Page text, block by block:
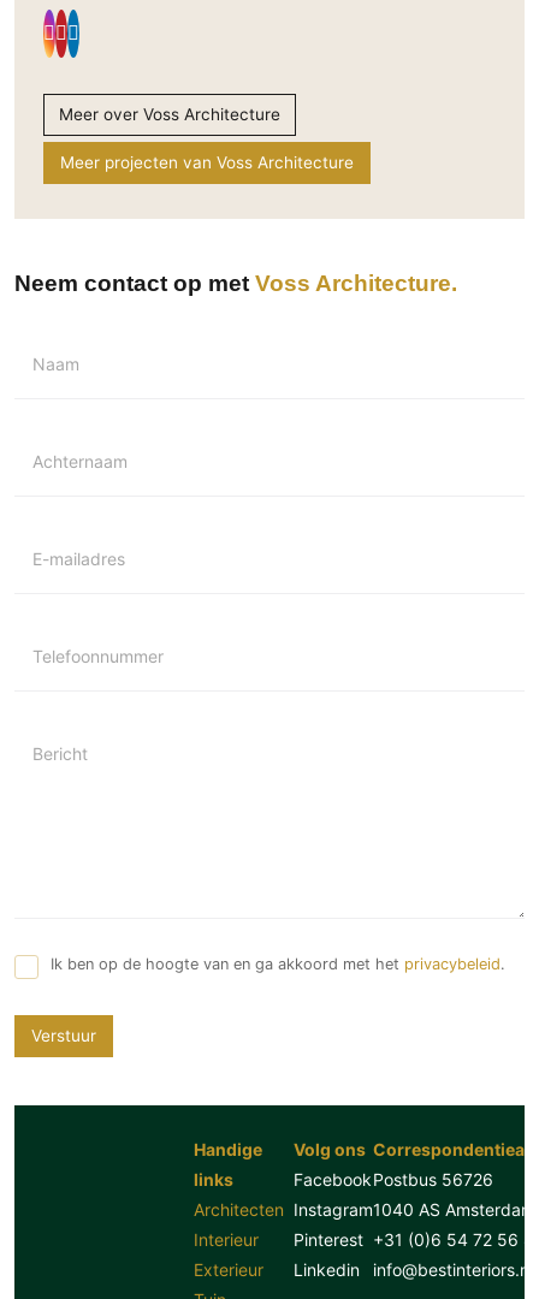
Meer over Voss Architecture
Meer projecten van Voss Architecture
Neem contact op met Voss Architecture
Naam
Achternaam
E-mailadres
Telefoonnummer
Bericht
Ik ben op de hoogte van en ga akkoord met het privacybeleid.
Verstuur
Handige
links
Architecten
Interieur
Exterieur
Volg ons
Facebook
Instagram
Pinterest
Linkedin
Postbus 56726
1040 AS Amsterdam
+31 (0)6 54 72 56
info@bestinteriors.nl